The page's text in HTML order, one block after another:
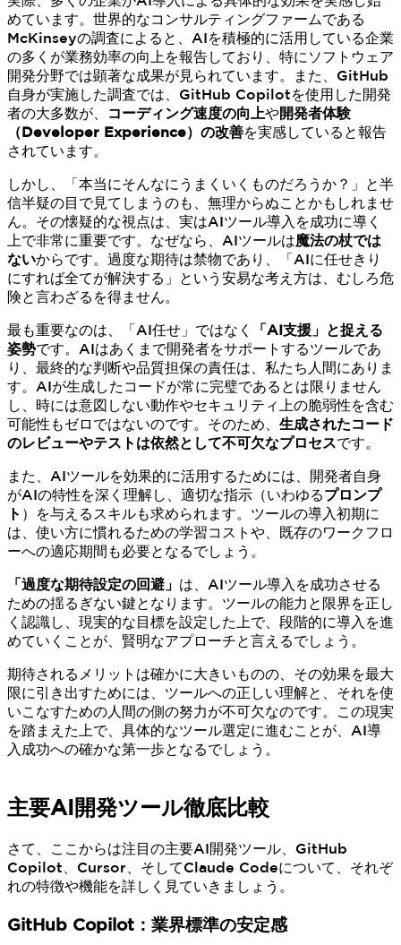
めています。世界的なコンサルティングファームである
McKinseyの調査によると、AIを積極的に活用している企業
の多くが業務効率の向上を報告しており、特にソフトウェア
開発分野では顕著な成果が見られています。また、GitHub
自身が実施した調査では、GitHub Copilotを使用した開発
者の大多数が、
コーディング速度の向上や開発者体験
（Developer Experience）の改善を実感していると報告
されています。
しかし、「本当にそんなにうまくいくものだろうか？」と半
信半疑の目で見てしまうのも、無理からぬことかもしれませ
ん。その懐疑的な視点は、実はAIツール導入を成功に導く
上で非常に重要です。なぜなら、AIツールは魔法の杖では
ないからです。過度な期待は禁物であり、「AIに任せきり
にすれば全てが解決する」という安易な考え方は、むしろ危
険と言わざるを得ません。
最も重要なのは、「AI任せ」ではなく
「AI支援」と捉える
姿勢です。AIはあくまで開発者をサポートするツールであ
り、最終的な判断や品質担保の責任は、私たち人間にありま
す。AIが生成したコードが常に完璧であるとは限りません
し、時には意図しない動作やセキュリティ上の脆弱性を含む
可能性もゼロではないのです。そのため、 生成されたコード
のレビューやテストは依然として不可欠なプロセスです。
また、AIツールを効果的に活用するためには、開発者自身
がAIの特性を深く理解し、適切な指示（いわゆるプロンプ
ト ）を与えるスキルも求められます。ツールの導入初期に
は、使い方に慣れるための学習コストや、既存のワークフロ
ーへの適応期間も必要となるでしょう。
「過度な期待設定の回避」 は、AIツール導入を成功させる
ための揺るぎない鍵となります。ツールの能力と限界を正し
く認識し、現実的な目標を設定した上で、段階的に導入を進
めていくことが、賢明なアプローチと言えるでしょう。
期待されるメリットは確かに大きいものの、その効果を最大
限に引き出すためには、ツールへの正しい理解と、それを使
いこなすための人間の側の努力が不可欠なのです。この現実
を踏まえた上で、具体的なツール選定に進むことが、AI導
入成功への確かな第一歩となるでしょう。
主要AI開発ツール徹底比較
さて、ここからは注目の主要AI開発ツール、GitHub
Copilot、Cursor、そしてClaude Codeについて、それぞ
れの特徴や機能を詳しく見ていきましょう。
GitHub Copilot：業界標準の安定感